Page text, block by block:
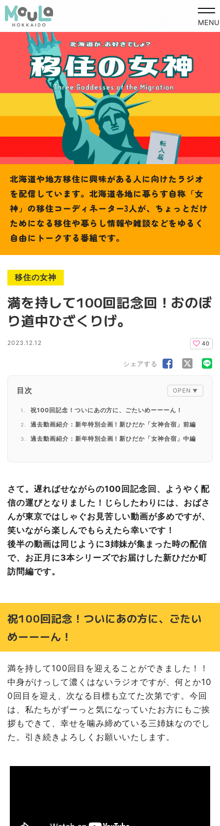
MENU
北海道や地方移住に興味がある人に向けたラジオ
を配信しています。北海道各地に暮らす自称「女
神」の移住コーディネーター3人が、ちょっとだけ
ためになる移住や暮らし情報や雑談などをゆるく
自由にトークする番組です。
移住の女神
満を持して100回記念回！おのぼ
り道中ひざくりげ。
2023.12.12 40
シェアする
目次
祝100回記念！ついにあの方に、ごたいめーーーん！
過去動画紹介：新年特別企画！新ひだか「女神合宿」前編
過去動画紹介：新年特別企画！新ひだか「女神合宿」中編
さて。遅ればせながらの100回記念回、ようやく配
信の運びとなりました！じらしたわりには、おばさ
んが東京ではしゃぐお見苦しい動画が多めですが、
笑いながら楽しんでもらえたら幸いです！
後半の動画は同じように3姉妹が集まった時の配信
で、お正月に3本シリーズでお届けした新ひだか町
訪問編です。
祝100回記念！ついにあの方に、ごたい
めーーーん！
満を持して100回目を迎えることができました！！
中身がけっして濃くはないラジオですが、何とか10
0回目を迎え、次なる目標も立てた次第です。今回
は、私たちがずーっと気になっていたお方にもご挨
拶もできて、幸せを噛み締めている三姉妹なのでし
た。引き続きよろしくお願いいたします。